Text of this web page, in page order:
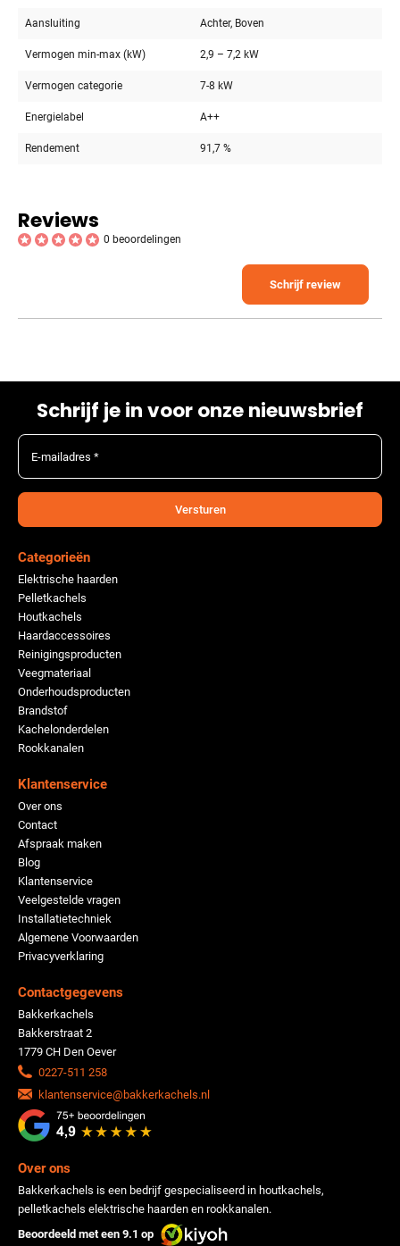
Aansluiting Achter, Boven
Vermogen min-max (kW) 2,9 – 7,2 kW
Vermogen categorie 7-8 kW
Energielabel A++
Rendement 91,7 %
Reviews
0 beoordelingen
Schrijf review
Schrijf je in voor onze nieuwsbrief
E-mailadres *
Versturen
Categorieën
Elektrische haarden
Pelletkachels
Houtkachels
Haardaccessoires
Reinigingsproducten
Veegmateriaal
Onderhoudsproducten
Brandstof
Kachelonderdelen
Rookkanalen
Klantenservice
Over ons
Contact
Afspraak maken
Blog
Klantenservice
Veelgestelde vragen
Installatietechniek
Algemene Voorwaarden
Privacyverklaring
Contactgegevens
Bakkerkachels
Bakkerstraat 2
1779 CH Den Oever
0227-511 258
klantenservice@bakkerkachels.nl
Over ons
Bakkerkachels is een bedrijf gespecialiseerd in houtkachels,
pelletkachels elektrische haarden en rookkanalen.
Beoordeeld met een 9.1 op